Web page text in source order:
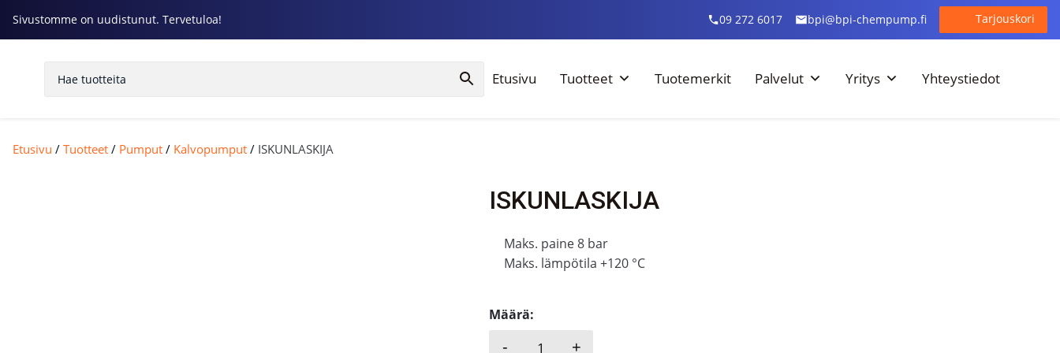
Sivustomme on uudistunut. Tervetuloa! 09 272 6017 bpi@bpi-chempump.fi Tarjouskori
Etusivu Tuotteet Tuotemerkit Palvelut Yritys Yhteystiedot
Etusivu / Tuotteet / Pumput / Kalvopumput / ISKUNLASKIJA
ISKUNLASKIJA
Maks. paine 8 bar
Maks. lämpötila +120 °C
Määrä:
- +